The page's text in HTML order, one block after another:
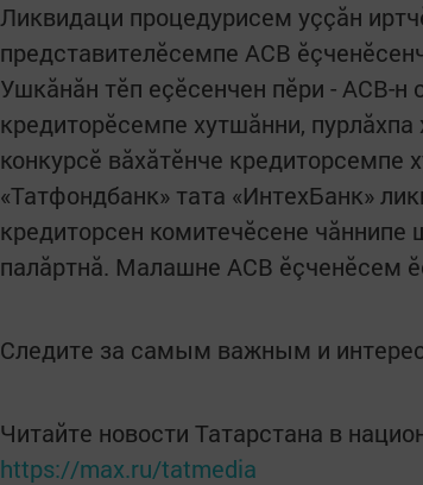
Ликвидаци процедурисем уççăн
представителӗсемпе АСВ
Ушкăнăн тӗп еçӗсенчен пӗри - АСВ-н
кредиторӗсемпе хутшăнни,
конкурсӗ вăхăтӗнче кредиторсемпе
«Татфондбанк» тата «ИнтехБанк»
кредиторсен комитечӗсене
палăртнă. Малашне АСВ ӗçченӗсем
Следите за самым важным и
Читайте новости Татарстана в
https://max.ru/tatmedia